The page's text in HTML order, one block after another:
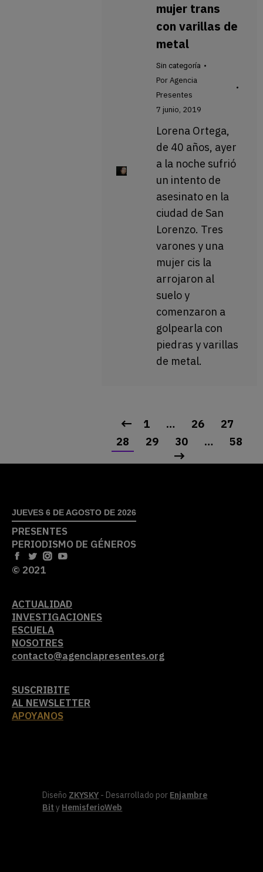
mujer trans
con varillas de
metal
Sin categoría
PorAgencia
Presentes
7 junio, 2019
Lorena Ortega,
de 40 años, ayer
a la noche sufrió
un intento de
asesinato en la
ciudad de San
Lorenzo. Tres
varones y una
mujer cis la
arrojaron al
suelo y
comenzaron a
golpearla con
piedras y varillas
de metal.
1 … 26
27
28
29 30 … 58
JUEVES 6 DE AGOSTO DE 2026
PRESENTES
PERIODISMO DE GÉNEROS
© 2021
ACTUALIDAD
INVESTIGACIONES
ESCUELA
NOSOTRES
contacto@agenciapresentes.org
SUSCRIBITE
AL NEWSLETTER
APOYANOS
Diseño ZKYSKY - Desarrollado por Enjambre
Bit y HemisferioWeb